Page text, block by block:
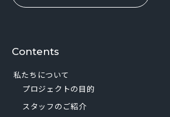
Contents
私たちについて
プロジェクトの目的
スタッフのご紹介